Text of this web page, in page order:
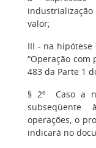
valor;
III - na hipótese
“Operação
483 da Parte 1
§ 2º Caso a
operações, o
indicará no